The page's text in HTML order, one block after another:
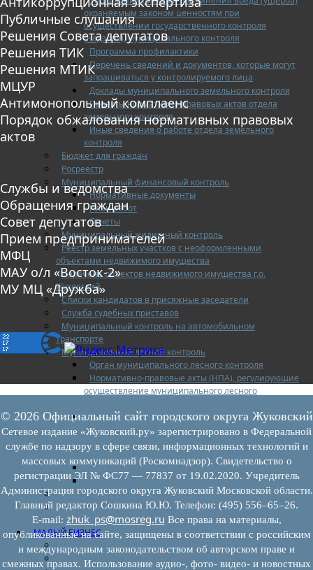
охраняемым законом ценностям при
осуществлении государственного контроля
(надзора), муниципального контроля
Программа профилактики
Перечень сведений и документов, которые могут
запрашиваться у контролируемого лица
Доклады муниципального земельного контроля
Проекты нормативно-правовых актов отдела
земельного контроля
Иные сведения о работе отдела земельного
контроля
Бюджет для граждан
Росреестр
Муниципальный финансовый контроль
Нормативные документы
План работ
Отчеты
Муниципальный жилищный контроль
Реестр земельных участков с неоформленными
объектами недвижимого имущества
Перечень объектов недвижимого имущества г.о.
Жуковский
Списки кандидатов в присяжные заседатели
Служба судебных приставов
Муниципальный контроль на автомобильном
транспорте
Муниципальный лесной контроль
Орган муниципального лесного контроля
Нормативно-правовые акты (НПА), регулирующие
осуществление муниципального лесного
Управление рисками причинения вреда (ущерба)
охраняемым законом ценностям при
осуществлении государственного контроля
(надзора), муниципального контроля
Программа профилактики
Доклады муниципального лесного контроля
Муниципальный контроль за ЕТО
Муниципальный контроль в сфере
благоустройства
МАЛЫЙ БИЗНЕС
Прием предпринимателей
Новости МСП
Публичные слушания
Решения Совета депутатов
Решения ТИК
Решения МТИК
МЦУР
Антимонопольный комплаенс
Порядок обжалования нормативных правовых
актов
Службы и ведомства
Обращения граждан
Совет депутатов
Прием предпринимателей
МФЦ
МАУ о/л «Восток-2»
МУ МЦ «Дружба»
© 2026 Официальный сайт городского округа Жуковский
Сетевое издание «Жуковский.ру» зарегистрировано в Федеральной
службе по надзору в сфере связи, информационных технологий и
массовых коммуникаций (Роскомнадзор). Свидетельство о
регистрации ЭЛ № ФС77 — 77837 от 19.02.2020. Учредитель
Администрация городского округа Жуковский Московской области.
Главный редактор Сошкина Ю.Ю. Телефон: (495) 556–65–26.
E‑mail: zhuk_ps@mosreg.ru Все права на материалы,
опубликованные на сайте, защищены в соответствии с российским
и международным законодательством об авторском праве и
смежных правах. Использование аудио-, фото- видео- и новостных